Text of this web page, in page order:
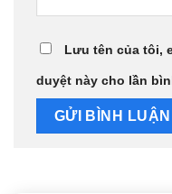
Lưu tên của tôi,
duyệt này cho lần